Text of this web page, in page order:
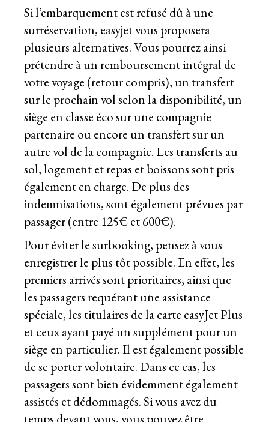
Si l’embarquement est refusé dû à une
surréservation, easyjet vous proposera
plusieurs alternatives. Vous pourrez ainsi
prétendre à un remboursement intégral de
votre voyage (retour compris), un transfert
sur le prochain vol selon la disponibilité, un
siège en classe éco sur une compagnie
partenaire ou encore un transfert sur un
autre vol de la compagnie. Les transferts au
sol, logement et repas et boissons sont pris
également en charge. De plus des
indemnisations, sont également prévues par
passager (entre 125€ et 600€).
Pour éviter le surbooking, pensez à vous
enregistrer le plus tôt possible. En effet, les
premiers arrivés sont prioritaires, ainsi que
les passagers requérant une assistance
spéciale, les titulaires de la carte easyJet Plus
et ceux ayant payé un supplément pour un
siège en particulier. Il est également possible
de se porter volontaire. Dans ce cas, les
passagers sont bien évidemment également
assistés et dédommagés. Si vous avez du
temps devant vous, vous pouvez être